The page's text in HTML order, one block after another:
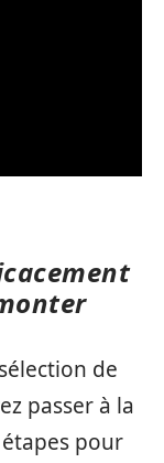
de
passer à la
étapes pour